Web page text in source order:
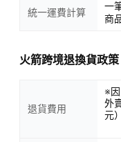
統一運費計算
一
商
火箭跨境退換貨政策
退貨費用
※
外
元